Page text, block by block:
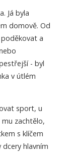
Já byla
domově. Od
a
- byl
v útlém
sport, u
zachtělo,
s klíčem
hlavním